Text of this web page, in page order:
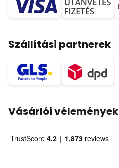
Szállítási partnerek
Vásárlói vélemények